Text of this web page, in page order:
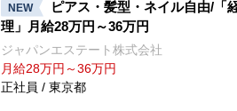
NEW
ピアス・髪型・ネイル自由/「
理」月給28万円～36万円
ジャパンエステート株式会社
月給28万円～36万円
正社員 / 東京都